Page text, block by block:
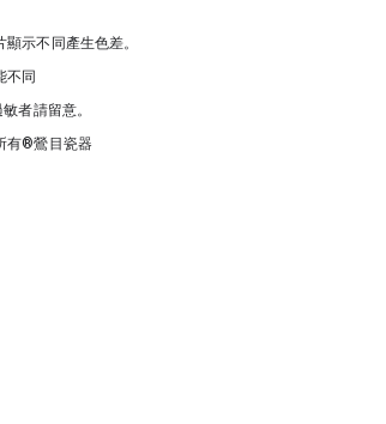
示不同產生色差。
不同
者請留意。
有®鶯目瓷器